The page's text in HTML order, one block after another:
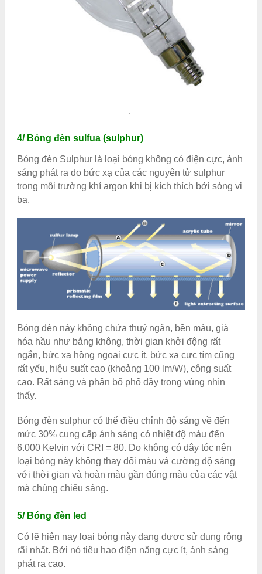
.
4/ Bóng đèn sulfua (sulphur)
Bóng đèn Sulphur là loại bóng không có điện cực, ánh
sáng phát ra do bức xạ của các nguyên tử sulphur
trong môi trường khí argon khi bị kích thích bởi sóng vi
ba.
Bóng đèn này không chứa thuỷ ngân, bền màu, già
hóa hầu như bằng không, thời gian khởi động rất
ngắn, bức xạ hồng ngoại cực ít, bức xạ cực tím cũng
rất yếu, hiệu suất cao (khoảng 100 lm/W), công suất
cao. Rất sáng và phân bố phổ đầy trong vùng nhìn
thấy.
Bóng đèn sulphur có thể điều chỉnh độ sáng về đến
mức 30% cung cấp ánh sáng có nhiệt độ màu đến
6.000 Kelvin với CRI = 80. Do không có dây tóc nên
loại bóng này không thay đổi màu và cường độ sáng
với thời gian và hoàn màu gần đúng màu của các vật
mà chúng chiếu sáng.
5/ Bóng đèn led
Có lẽ hiện nay loại bóng này đang được sử dụng rộng
rãi nhất. Bởi nó tiêu hao điện năng cực ít, ánh sáng
phát ra cao.